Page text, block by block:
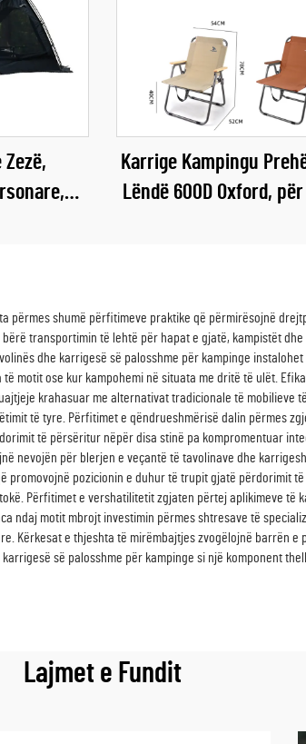
Zezë,
Karrige Kampingu
Lëndë 600D Oxford,
përmes shumë përfitimeve praktike që përmirësojnë
transportimin të lehtë për hapat e gjatë, kampistët
dhe karrigesë së palosshme për kampinge
motit ose kur kampohemi në situata me dritë të ulët.
krahasuar me alternativat tradicionale të mobilieve
të tyre. Përfitimet e qëndrueshmërisë dalin përmes
të përsëritur nëpër disa stinë pa kompromentuar
nevojën për blerjen e veçantë të tavolinave dhe
pozicionin e duhur të trupit gjatë përdorimit
Përfitimet e vershatilitetit zgjaten përtej aplikimeve të
ndaj motit mbrojt investimin përmes shtresave të
Kërkesat e thjeshta të mirëmbajtjes zvogëlojnë barrën
së palosshme për kampinge si një komponent
Lajmet e Fundit